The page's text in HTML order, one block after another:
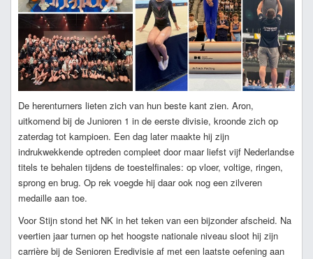
De herenturners lieten zich van hun beste kant zien. Aron,
uitkomend bij de Junioren 1 in de eerste divisie, kroonde zich op
zaterdag tot kampioen. Een dag later maakte hij zijn
indrukwekkende optreden compleet door maar liefst vijf Nederlandse
titels te behalen tijdens de toestelfinales: op vloer, voltige, ringen,
sprong en brug. Op rek voegde hij daar ook nog een zilveren
medaille aan toe.
Voor Stijn stond het NK in het teken van een bijzonder afscheid. Na
veertien jaar turnen op het hoogste nationale niveau sloot hij zijn
carrière bij de Senioren Eredivisie af met een laatste oefening aan